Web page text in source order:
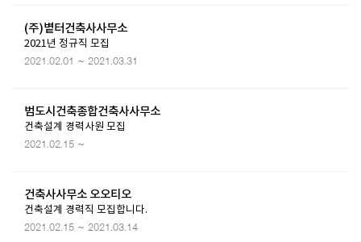
(주)볕터건축사사무소
2021년 정규직 모집
2021.02.01 ~ 2021.03.31
범도시건축종합건축사사무소
건축설계 경력사원 모집
2021.02.15 ~
건축사사무소 오오티오
건축설계 경력직 모집합니다.
2021.02.15 ~ 2021.03.14